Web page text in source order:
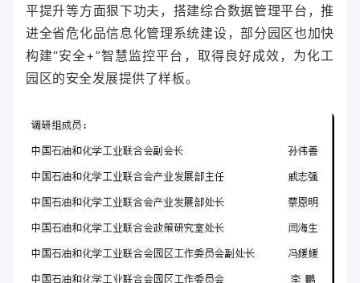
平提升等方面狠下功夫，搭建综合数据管理平台，推
进全省危化品信息化管理系统建设，部分园区也加快
构建“安全+”智慧监控平台，取得良好成效，为化工
园区的安全发展提供了样板。